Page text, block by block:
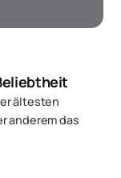
ältesten
anderem das